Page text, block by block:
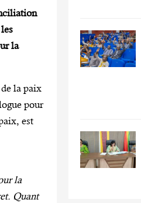
la
la paix
pour
est
la
Quant